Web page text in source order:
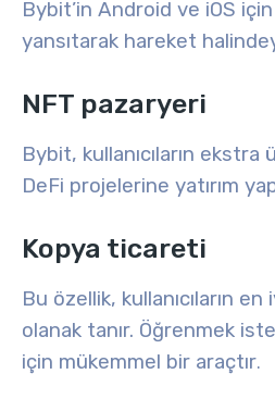
Bybit’in Android ve iOS
yansıtarak hareket
NFT pazaryeri
Bybit, kullanıcıların
DeFi projelerine yatırım
Kopya ticareti
Bu özellik, kullanıcıların
olanak tanır. Öğrenmek
için mükemmel bir araçtır.